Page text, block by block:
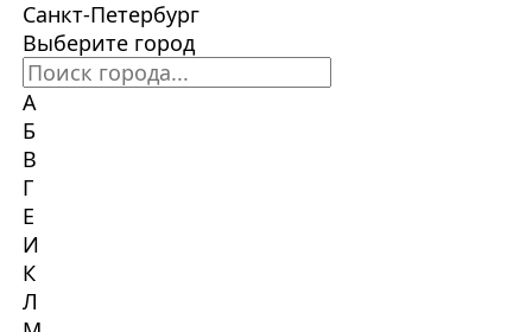
Санкт-Петербург
Выберите город
А
Б
В
Г
Е
И
К
Л